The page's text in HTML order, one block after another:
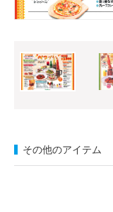
その他のアイテム